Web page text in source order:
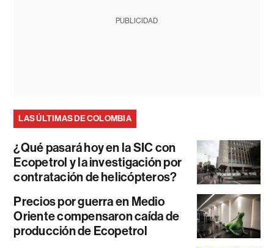
PUBLICIDAD
LAS ÚLTIMAS DE COLOMBIA
¿Qué pasará hoy en la SIC con
Ecopetrol y la investigación por
contratación de helicópteros?
Precios por guerra en Medio
Oriente compensaron caída de
producción de Ecopetrol